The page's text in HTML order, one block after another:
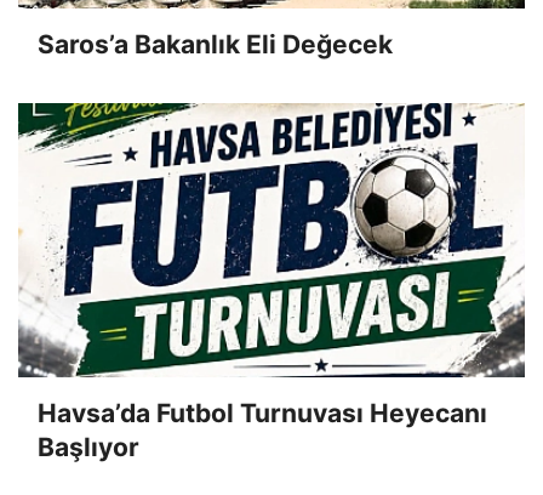
Saros’a Bakanlık Eli Değecek
Havsa’da Futbol Turnuvası Heyecanı
Başlıyor